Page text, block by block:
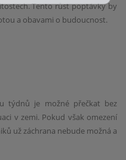
Tento růst poptávky by
a obavami o budoucnost.
týdnů je možné přečkat bez
v zemi. Pokud však omezení
už záchrana nebude možná a